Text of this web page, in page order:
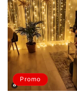
Promo